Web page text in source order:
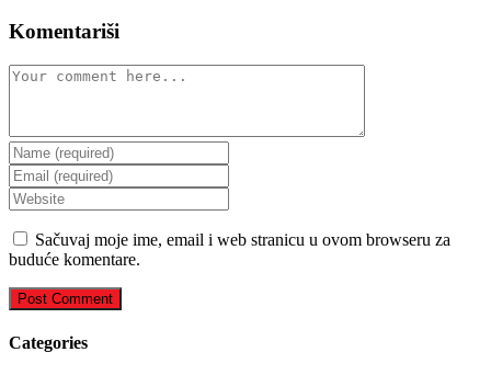
Komentariši
Comment
Enter
your
name
or
username
to
comment
Enter
your
email
address
to
comment
Enter
your
website
URL
Sačuvaj moje ime, email i web stranicu u ovom browseru za
buduće komentare.
Categories